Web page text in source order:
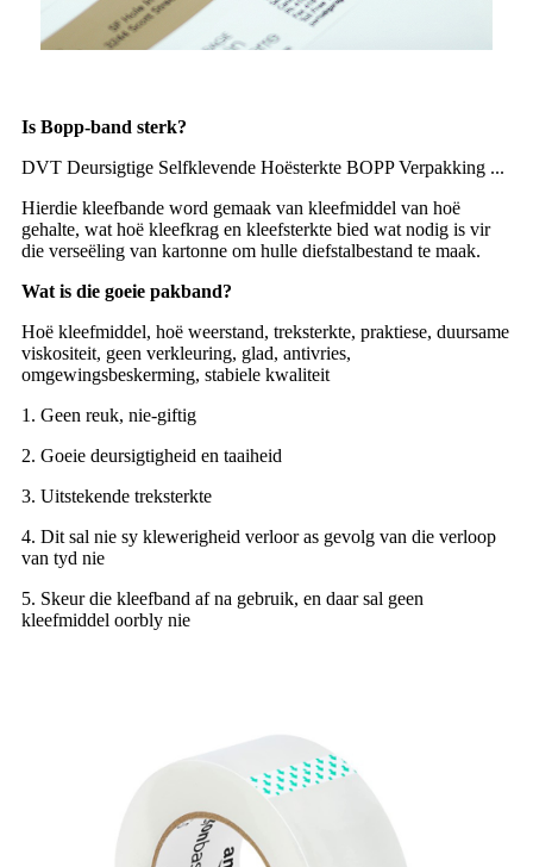
Is Bopp-band sterk?
DVT Deursigtige Selfklevende Hoësterkte BOPP Verpakking ...
Hierdie kleefbande word gemaak van kleefmiddel van hoë
gehalte, wat hoë kleefkrag en kleefsterkte bied wat nodig is vir
die verseëling van kartonne om hulle diefstalbestand te maak.
Wat is die goeie pakband?
Hoë kleefmiddel, hoë weerstand, treksterkte, praktiese, duursame
viskositeit, geen verkleuring, glad, antivries,
omgewingsbeskerming, stabiele kwaliteit
1. Geen reuk, nie-giftig
2. Goeie deursigtigheid en taaiheid
3. Uitstekende treksterkte
4. Dit sal nie sy klewerigheid verloor as gevolg van die verloop
van tyd nie
5. Skeur die kleefband af na gebruik, en daar sal geen
kleefmiddel oorbly nie